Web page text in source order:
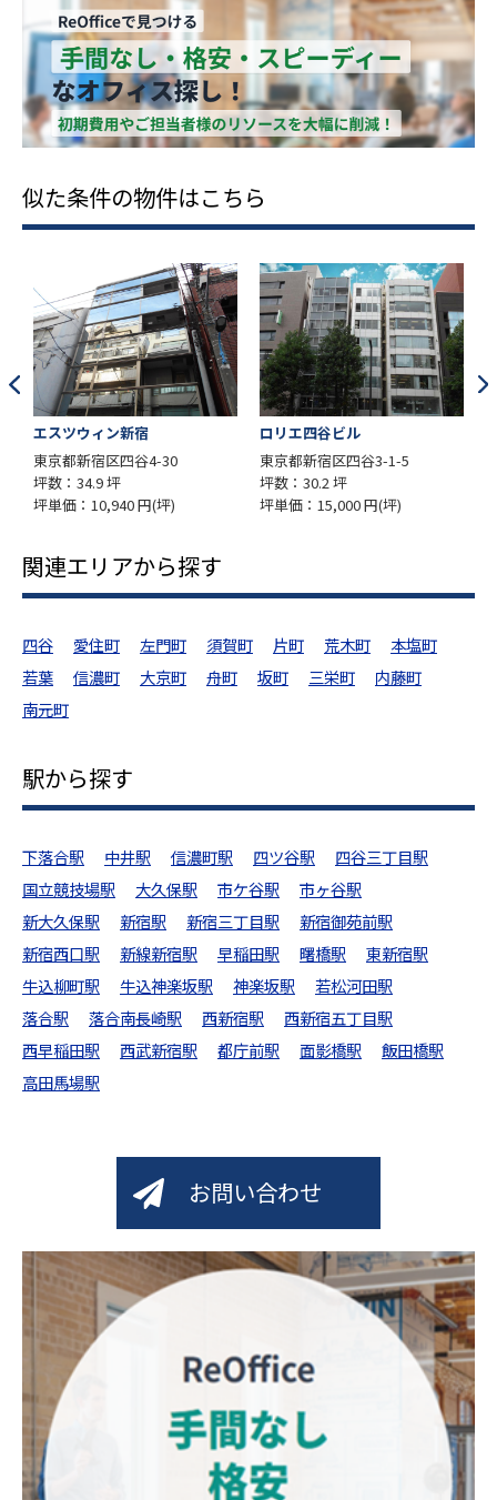
似た条件の物件はこちら
4-30
(坪)
ロリエ四谷ビル
東京都新宿区四谷3-1-5
坪単価：15,000 円(坪)
斉藤ビルディング
東京都新宿区四谷3-1-
坪単価：15,997 円(坪)
関連エリアから探す
四谷 愛住町 左門町 須賀町 片町 荒木町
本塩町
若葉
信濃町 大京町 舟町 坂町 三栄町
内藤町
南元町
駅から探す
下落合駅 中井駅 信濃町駅 四ツ谷駅
四谷三丁目駅
国立競技場駅
大久保駅 市ケ谷駅
市ヶ谷駅
新大久保駅
新宿駅 新宿三丁目駅
新宿御苑前駅
新宿西口駅
新線新宿駅 早稲田駅 曙橋駅
東新宿駅
牛込柳町駅
牛込神楽坂駅 神楽坂駅
若松河田駅
落合駅
落合南長崎駅 西新宿駅
西新宿五丁目駅
西早稲田駅
西武新宿駅 都庁前駅 面影橋駅
飯田橋駅
高田馬場駅
お問い合わせ